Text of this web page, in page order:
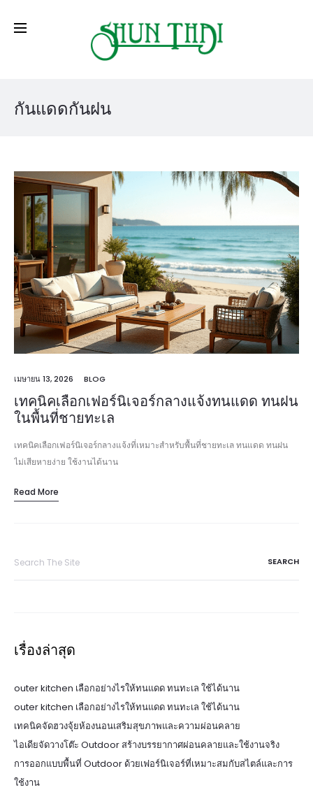
กันแดดกันฝน
เมษายน 13, 2026 BLOG
เทคนิคเลือกเฟอร์นิเจอร์กลางแจ้งทนแดด ทนฝน
ในพื้นที่ชายทะเล
เทคนิคเลือกเฟอร์นิเจอร์กลางแจ้งที่เหมาะสำหรับพื้นที่ชายทะเล ทนแดด ทนฝน
ไม่เสียหายง่าย ใช้งานได้นาน
Read More
เรื่องล่าสุด
outer kitchen เลือกอย่างไรให้ทนแดด ทนทะเล ใช้ได้นาน
outer kitchen เลือกอย่างไรให้ทนแดด ทนทะเล ใช้ได้นาน
เทคนิคจัดฮวงจุ้ยห้องนอนเสริมสุขภาพและความผ่อนคลาย
ไอเดียจัดวางโต๊ะ Outdoor สร้างบรรยากาศผ่อนคลายและใช้งานจริง
การออกแบบพื้นที่ Outdoor ด้วยเฟอร์นิเจอร์ที่เหมาะสมกับสไตล์และการ
ใช้งาน